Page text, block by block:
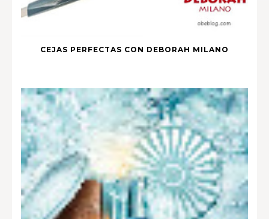
CEJAS PERFECTAS CON DEBORAH MILANO